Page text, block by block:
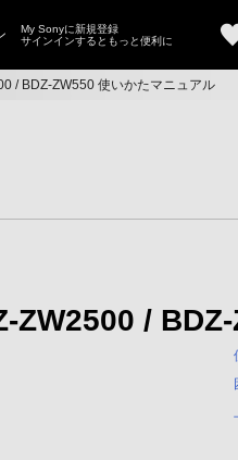
My Sonyに新規登録
サインインするともっと便利に
/ BDZ-ZW550 使いかたマニュアル
/